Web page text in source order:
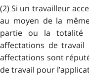
(2) Si un travailleur
au moyen de la
partie ou la totalité
affectations de travail
affectations sont
de travail pour